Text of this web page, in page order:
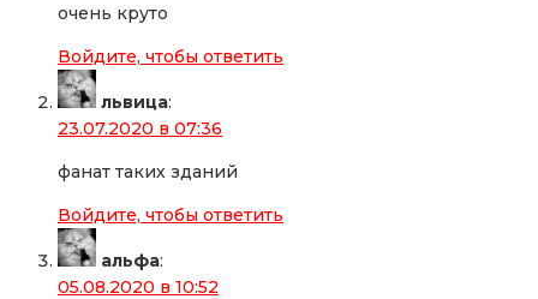
очень круто
Войдите, чтобы ответить
львица:
23.07.2020 в 07:36
фанат таких зданий
Войдите, чтобы ответить
альфа:
05.08.2020 в 10:52